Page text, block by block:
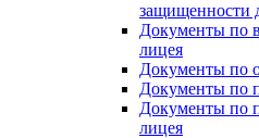
защищенности
Документы по
лицея
Документы по
Документы по
Документы по
лицея